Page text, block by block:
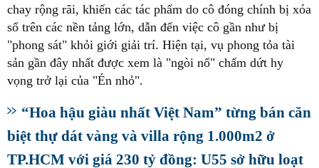
chay rộng rãi, khiến các tác phẩm do cô đóng chính bị xóa
sổ trên các nền tảng lớn, dẫn đến việc cô gần như bị
"phong sát" khỏi giới giải trí. Hiện tại, vụ phong tỏa tài
sản gần đây nhất được xem là "ngòi nổ" chấm dứt hy
vọng trở lại của "Én nhỏ".
“Hoa hậu giàu nhất Việt Nam” từng bán căn
biệt thự dát vàng và villa rộng 1.000m2 ở
TP.HCM với giá 230 tỷ đồng: U55 sở hữu loạt